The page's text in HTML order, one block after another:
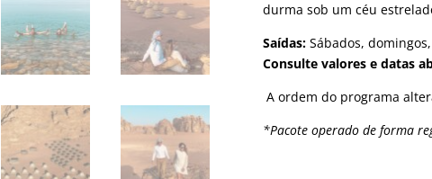
durma sob um céu
Saídas: Sábados,
Consulte valores e datas
A ordem do programa
*Pacote operado de forma